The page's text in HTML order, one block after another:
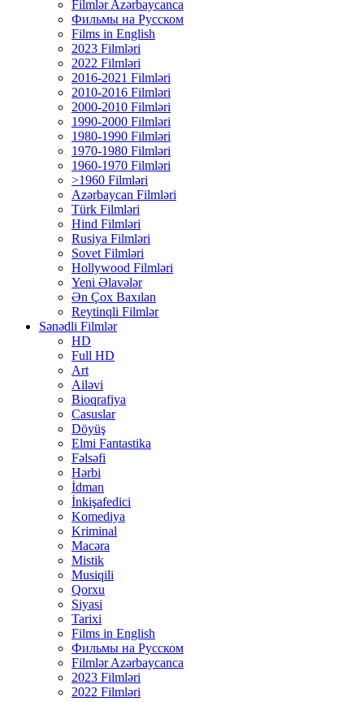
Filmlər Azərbaycanca
Фильмы на Русском
Films in English
2023 Filmləri
2022 Filmləri
2016-2021 Filmləri
2010-2016 Filmləri
2000-2010 Filmləri
1990-2000 Filmləri
1980-1990 Filmləri
1970-1980 Filmləri
1960-1970 Filmləri
>1960 Filmləri
Azərbaycan Filmləri
Türk Filmləri
Hind Filmləri
Rusiya Filmləri
Sovet Filmləri
Hollywood Filmləri
Yeni Əlavələr
Ən Çox Baxılan
Reytinqli Filmlər
Sənədli Filmlər
HD
Full HD
Art
Ailəvi
Bioqrafiya
Casuslar
Döyüş
Elmi Fantastika
Fəlsəfi
Hərbi
İdman
İnkişafedici
Komediya
Kriminal
Macəra
Mistik
Musiqili
Qorxu
Siyasi
Tarixi
Films in English
Фильмы на Русском
Filmlər Azərbaycanca
2023 Filmləri
2022 Filmləri